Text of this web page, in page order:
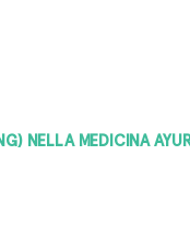
NELLA MEDICINA